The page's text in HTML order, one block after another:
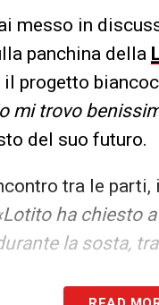
messo in
panchina della
progetto
mi trovo
del suo futuro.
tra le parti,
ha chiesto
la sosta,